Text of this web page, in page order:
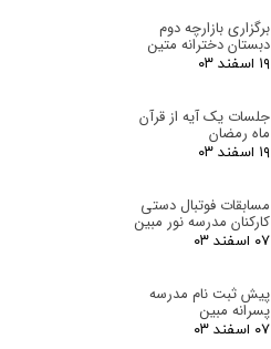
برگزاری بازارچه دوم
دبستان دخترانه متین
۱۹ اسفند ۰۳
جلسات یک آیه از قرآن
ماه رمضان
۱۹ اسفند ۰۳
مسابقات فوتبال دستی
کارکنان مدرسه نور مبین
۰۷ اسفند ۰۳
پیش ثبت نام مدرسه
پسرانه مبین
۰۷ اسفند ۰۳